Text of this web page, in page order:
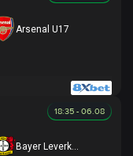
Arsenal U17
18:35 - 06.08
Bayer Leverkusen U17